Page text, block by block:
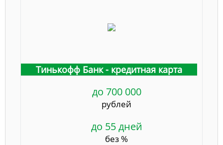
Тинькофф Банк - кредитная карта
до 700 000
рублей
до 55 дней
без %